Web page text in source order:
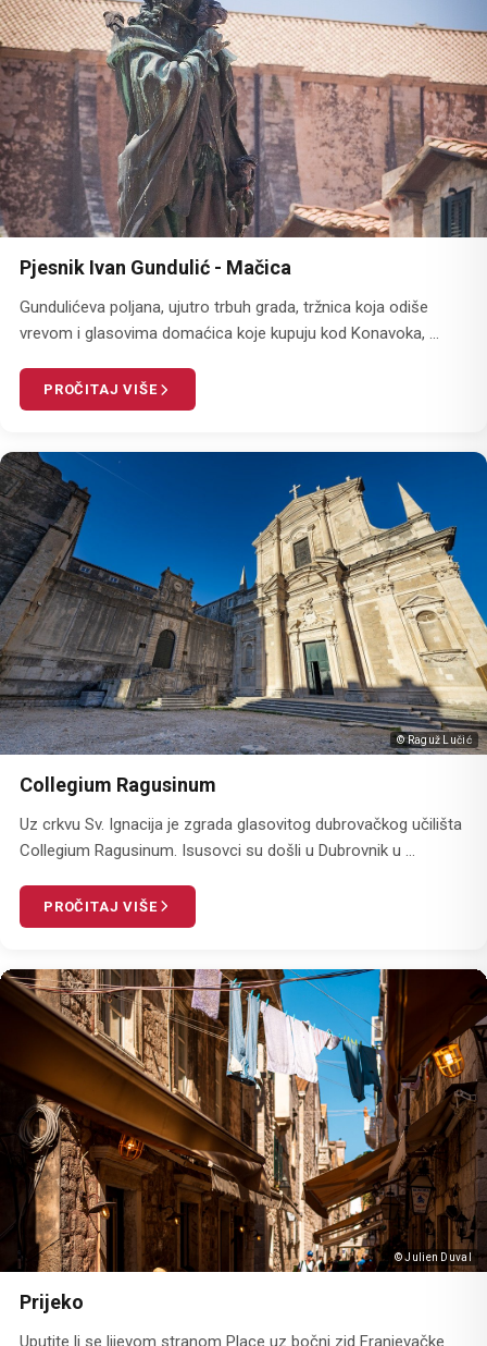
Pjesnik Ivan Gundulić - Mačica
Gundulićeva poljana, ujutro trbuh grada, tržnica koja odiše
vrevom i glasovima domaćica koje kupuju kod Konavoka, ...
PROČITAJ VIŠE
© Raguž Lučić
Collegium Ragusinum
Uz crkvu Sv. Ignacija je zgrada glasovitog dubrovačkog učilišta
Collegium Ragusinum. Isusovci su došli u Dubrovnik u ...
PROČITAJ VIŠE
© Julien Duval
Prijeko
Uputite li se lijevom stranom Place uz bočni zid Franjevačke